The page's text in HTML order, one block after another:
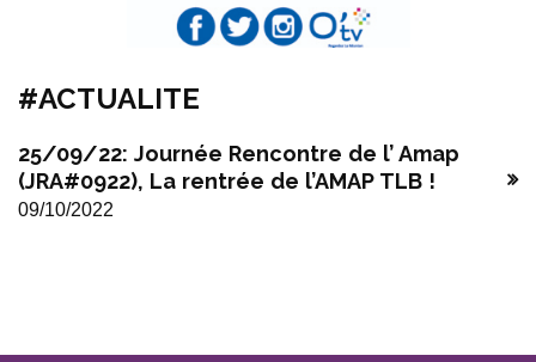
#ACTUALITE
25/09/22: Journée Rencontre de l’ Amap
(JRA#0922), La rentrée de l’AMAP TLB !
09/10/2022